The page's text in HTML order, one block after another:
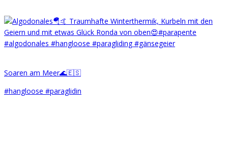
Soaren am Meer🌊🇪🇸
#hangloose #paraglidin